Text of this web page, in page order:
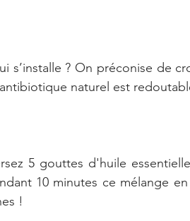
s’installe ? On préconise de
naturel est
5 gouttes d'huile
10 minutes ce mélange
!